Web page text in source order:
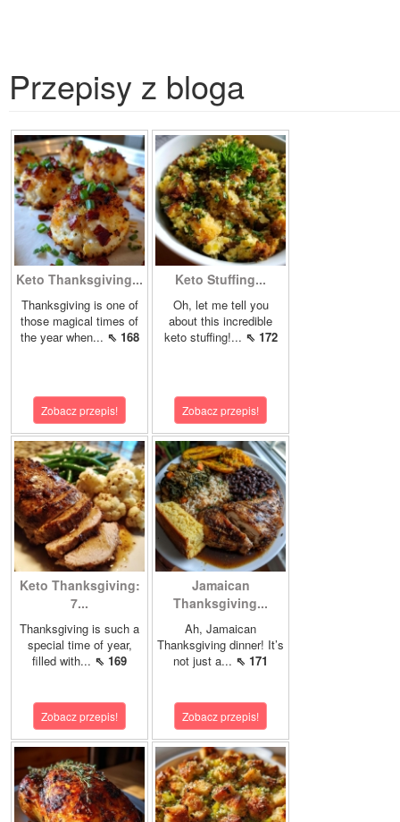
Przepisy z bloga
Keto Thanksgiving...
Thanksgiving is one of
those magical times of
the year when... ⇖ 168
Zobacz przepis!
Keto Stuffing...
Oh, let me tell you
about this incredible
keto stuffing!... ⇖ 172
Zobacz przepis!
Keto Thanksgiving:
7...
Thanksgiving is such a
special time of year,
filled with... ⇖ 169
Zobacz przepis!
Jamaican
Thanksgiving...
Ah, Jamaican
Thanksgiving dinner! It’s
not just a... ⇖ 171
Zobacz przepis!